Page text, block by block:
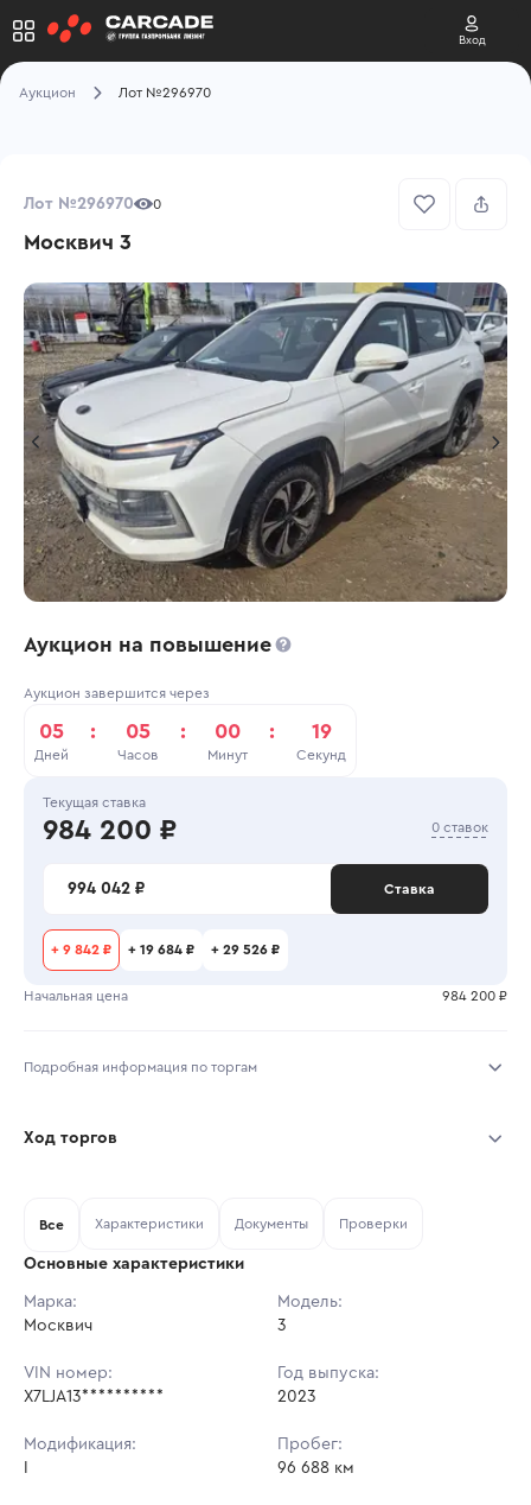
Вход
Аукцион Лот №296970
Лот №296970 0
Москвич 3
Аукцион на повышение
Аукцион завершится через
05
Дней
: 05
Часов
: 00
Минут
: 19
Секунд
Текущая ставка
984 200 ₽ 0 ставок
994 042 ₽ Ставка
+ 9 842 ₽ + 19 684 ₽ + 29 526 ₽
Начальная цена 984 200 ₽
Подробная информация по торгам
Тип аукциона: Открытые торги
Шаг торгов: 9 842 ₽
Кол-во ставок:
Ход торгов
Ставок не найдено
в аукционах
Все Характеристики Документы Проверки
Основные характеристики
Марка:
Москвич
Модель:
3
VIN номер:
X7LJA13**********
Год выпуска:
2023
Модификация:
Пробег:
96 688 км